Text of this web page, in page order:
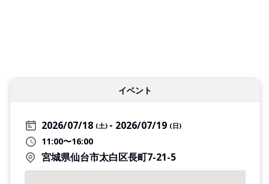
イベント
2026/07/18 (土) 2026/07/19 (日)
11:00〜16:00
宮城県仙台市太白区長町7-21-5